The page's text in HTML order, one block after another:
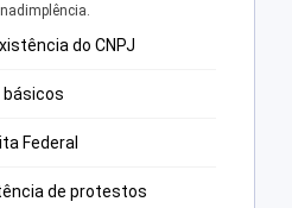
do CNPJ
básicos
Federal
de protestos